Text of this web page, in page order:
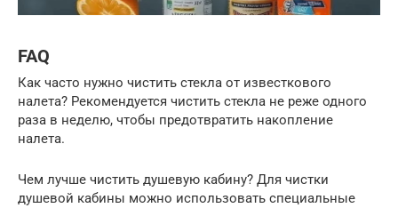
FAQ
Как часто нужно чистить стекла от известкового
налета? Рекомендуется чистить стекла не реже одного
раза в неделю, чтобы предотвратить накопление
налета.
Чем лучше чистить душевую кабину? Для чистки
душевой кабины можно использовать специальные